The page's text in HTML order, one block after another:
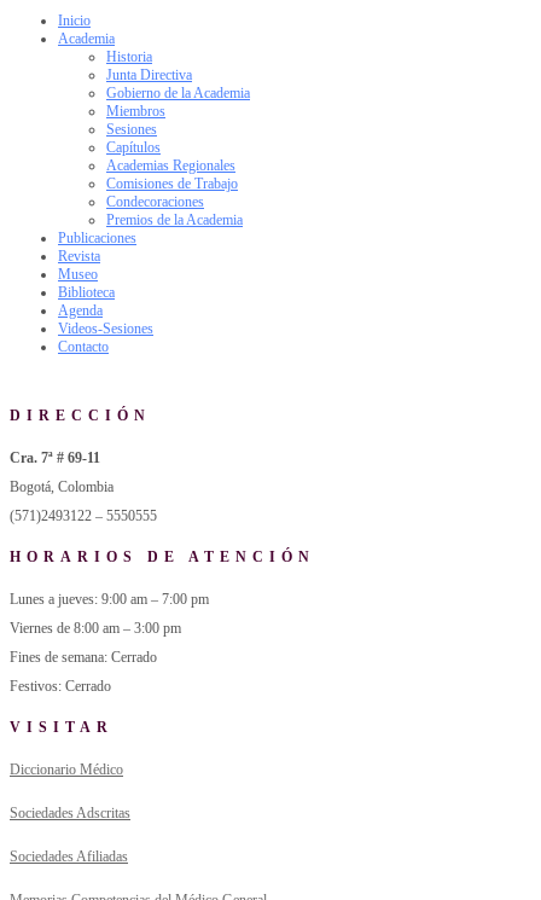
Inicio
Academia
Historia
Junta Directiva
Gobierno de la Academia
Miembros
Sesiones
Capítulos
Academias Regionales
Comisiones de Trabajo
Condecoraciones
Premios de la Academia
Publicaciones
Revista
Museo
Biblioteca
Agenda
Videos-Sesiones
Contacto
DIRECCIÓN
Cra. 7ª # 69-11
Bogotá, Colombia
(571)2493122 – 5550555
HORARIOS DE ATENCIÓN
Lunes a jueves: 9:00 am – 7:00 pm
Viernes de 8:00 am – 3:00 pm
Fines de semana: Cerrado
Festivos: Cerrado
VISITAR
Diccionario Médico
Sociedades Adscritas
Sociedades Afiliadas